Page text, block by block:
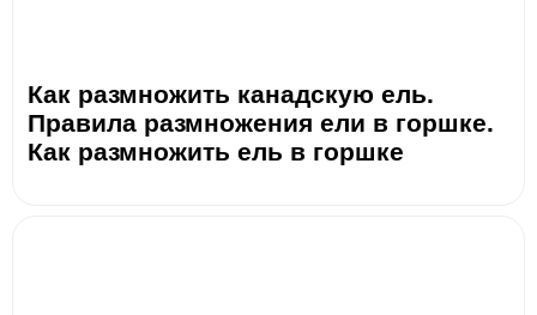
Как размножить канадскую ель.
Правила размножения ели в горшке.
Как размножить ель в горшке